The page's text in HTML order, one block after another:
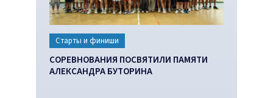
Старты и финиши
СОРЕВНОВАНИЯ ПОСВЯТИЛИ ПАМЯТИ
АЛЕКСАНДРА БУТОРИНА